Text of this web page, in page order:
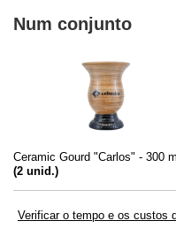
Num conjunto
Ceramic Gourd "Carlos" - 300 ml
(2 unid.)
Verificar o tempo e os custos